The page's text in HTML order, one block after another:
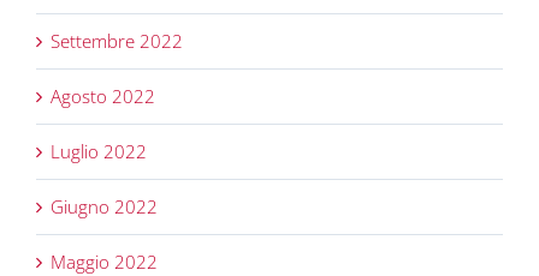
Settembre 2022
Agosto 2022
Luglio 2022
Giugno 2022
Maggio 2022